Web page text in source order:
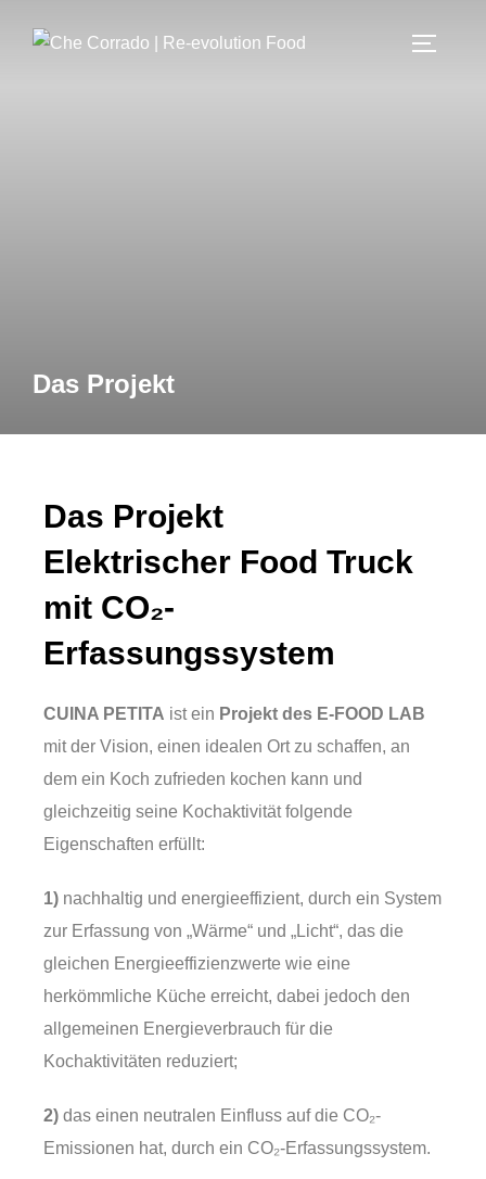
Das Projekt
Das Projekt
Elektrischer Food Truck
mit CO₂-
Erfassungssystem
CUINA PETITA ist ein Projekt des E-FOOD LAB
mit der Vision, einen idealen Ort zu schaffen, an
dem ein Koch zufrieden kochen kann und
gleichzeitig seine Kochaktivität folgende
Eigenschaften erfüllt:
1) nachhaltig und energieeffizient, durch ein System
zur Erfassung von „Wärme“ und „Licht“, das die
gleichen Energieeffizienzwerte wie eine
herkömmliche Küche erreicht, dabei jedoch den
allgemeinen Energieverbrauch für die
Kochaktivitäten reduziert;
2) das einen neutralen Einfluss auf die CO₂-
Emissionen hat, durch ein CO₂-Erfassungssystem.